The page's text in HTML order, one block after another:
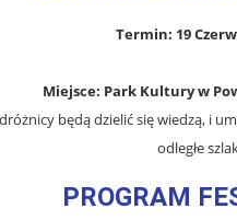
Termin: 19
Miejsce: Park Kultury w
będą dzielić się wiedzą,
odległe
PROGRAM